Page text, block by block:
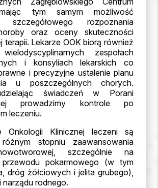
tym samym możliwość
szczegółowego rozpoznania
oraz oceny skuteczności
terapii. Lekarze OOK biorą również
zespołach
i konsyliach lekarskich co
i precyzyjne ustalenie planu
u poszczególnych chorych.
świadczeń w Porani
prowadzimy kontrole po
leczeniu.
Onkologii Klinicznej leczeni są
stopniu zaawansowania
szczególnie na
pokarmowego (w tym
dróg żółciowych i jelita grubego),
narządu rodnego.